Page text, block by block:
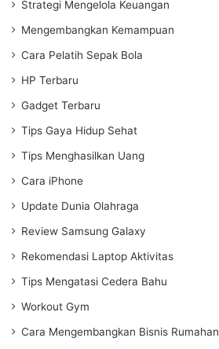
Strategi Mengelola Keuangan
Mengembangkan Kemampuan
Cara Pelatih Sepak Bola
HP Terbaru
Gadget Terbaru
Tips Gaya Hidup Sehat
Tips Menghasilkan Uang
Cara iPhone
Update Dunia Olahraga
Review Samsung Galaxy
Rekomendasi Laptop Aktivitas
Tips Mengatasi Cedera Bahu
Workout Gym
Cara Mengembangkan Bisnis Rumahan